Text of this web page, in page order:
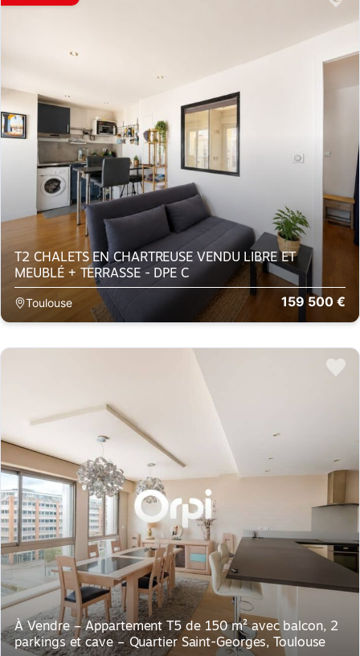
159 500 €
T2 CHALETS EN CHARTREUSE VENDU LIBRE ET
MEUBLÉ + TERRASSE - DPE C
Toulouse
À Vendre – Appartement T5 de 150 m² avec balcon, 2
parkings et cave – Quartier Saint-Georges, Toulouse